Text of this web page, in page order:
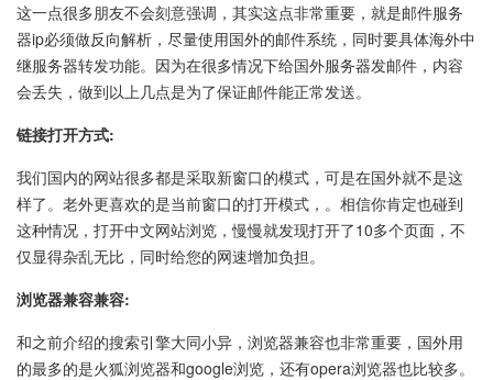
这一点很多朋友不会刻意强调，其实这点非常重要，就是邮件服务
器ip必须做反向解析，尽量使用国外的邮件系统，同时要具体海外中
继服务器转发功能。因为在很多情况下给国外服务器发邮件，内容
会丢失，做到以上几点是为了保证邮件能正常发送。
链接打开方式:
我们国内的网站很多都是采取新窗口的模式，可是在国外就不是这
样了。老外更喜欢的是当前窗口的打开模式，。相信你肯定也碰到
这种情况，打开中文网站浏览，慢慢就发现打开了10多个页面，不
仅显得杂乱无比，同时给您的网速增加负担。
浏览器兼容兼容:
和之前介绍的搜索引擎大同小异，浏览器兼容也非常重要，国外用
的最多的是火狐浏览器和google浏览，还有opera浏览器也比较多。